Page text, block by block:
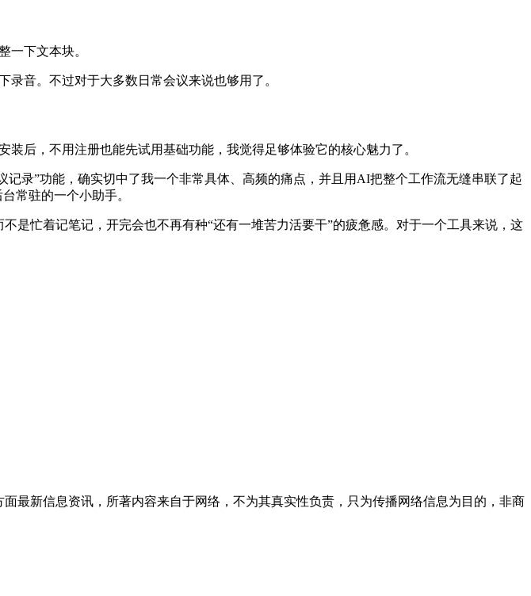
一下文本块。
音。不过对于大多数日常会议来说也够用了。
装后，不用注册也能先试用基础功能，我觉得足够体验它的核心魅力了。
记录”功能，确实切中了我一个非常具体、高频的痛点，并且用AI把整个工作流无缝串联了起
常驻的一个小助手。
是忙着记笔记，开完会也不再有种“还有一堆苦力活要干”的疲惫感。对于一个工具来说，这
最新信息资讯，所著内容来自于网络，不为其真实性负责，只为传播网络信息为目的，非商